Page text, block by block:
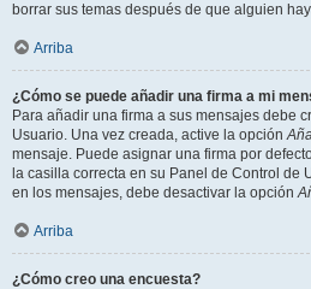
borrar sus temas después de que alguien
Arriba
¿Cómo se puede añadir una firma a mi
Para añadir una firma a sus mensajes debe
Usuario. Una vez creada, active la opción
mensaje. Puede asignar una firma por
la casilla correcta en su Panel de Control de
en los mensajes, debe desactivar la opción
Arriba
¿Cómo creo una encuesta?